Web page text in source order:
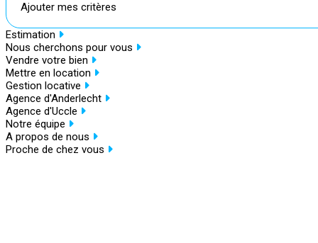
Ajouter mes critères
Estimation
Nous cherchons pour vous
Vendre votre bien
Mettre en location
Gestion locative
Agence d'Anderlecht
Agence d'Uccle
Notre équipe
A propos de nous
Proche de chez vous